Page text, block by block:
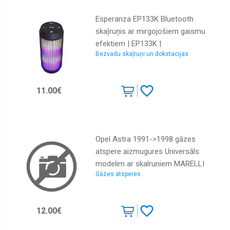
Esperanza EP133K Bluetooth
skaļruņis ar mirgojošiem gaismu
efektiem | EP133K |
5901299940068
Bezvadu skaļruņi un dokstacijas
11.00€
Opel Astra 1991->1998 gāzes
atspere aizmugures Universāls
modelim ar skalruniem MARELLI
Gāzes atsperes
12.00€